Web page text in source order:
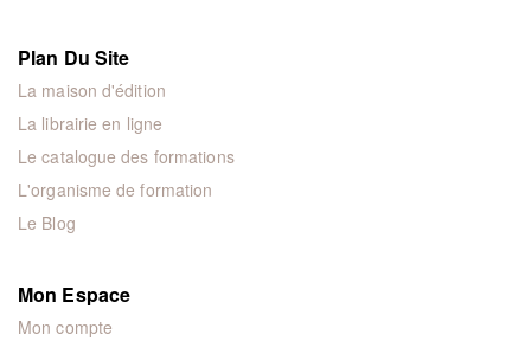
Plan Du Site
La maison d'édition
La librairie en ligne
Le catalogue des formations
L'organisme de formation
Le Blog
Mon Espace
Mon compte